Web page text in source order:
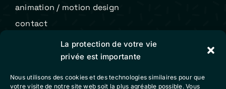
La protection de votre vie
privée est importante
Nous utilisons des cookies et des technologies similaires pour que
votre visite de notre site web soit la plus agréable possible. Vous
animation / motion design
contact
Colibri Vidéo
mentions légales